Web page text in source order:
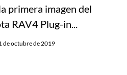
primera imagen del
RAV4 Plug-in...
de octubre de 2019